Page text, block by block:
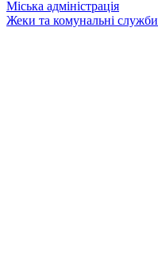
Міська адміністрація
Жеки та комунальні служби